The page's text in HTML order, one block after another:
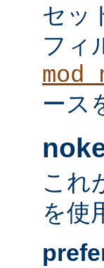
セッ
フィ
ース
これ
を使